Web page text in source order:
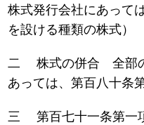
株式発行会社にあって
を設ける種類の株式）
二 株式の併合 全部の
あっては、第百八十条
三 第百七十一条第一